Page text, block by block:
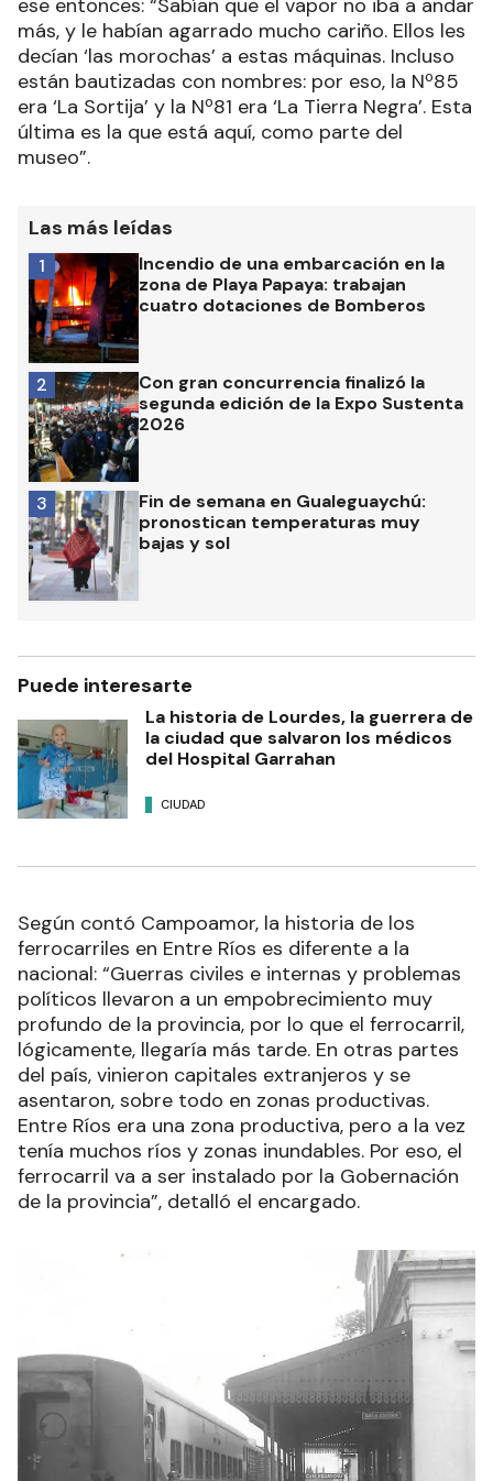
ese entonces: “Sabían que el vapor no iba a andar
más, y le habían agarrado mucho cariño. Ellos les
decían ‘las morochas’ a estas máquinas. Incluso
están bautizadas con nombres: por eso, la Nº85
era ‘La Sortija’ y la Nº81 era ‘La Tierra Negra’. Esta
última es la que está aquí, como parte del
museo”.
Las más leídas
Incendio de una embarcación en la
zona de Playa Papaya: trabajan
cuatro dotaciones de Bomberos
1
Con gran concurrencia finalizó la
segunda edición de la Expo Sustenta
2026
2
Fin de semana en Gualeguaychú:
pronostican temperaturas muy
bajas y sol
3
Puede interesarte
La historia de Lourdes, la guerrera de
la ciudad que salvaron los médicos
del Hospital Garrahan
CIUDAD
Según contó Campoamor, la historia de los
ferrocarriles en Entre Ríos es diferente a la
nacional: “Guerras civiles e internas y problemas
políticos llevaron a un empobrecimiento muy
profundo de la provincia, por lo que el ferrocarril,
lógicamente, llegaría más tarde. En otras partes
del país, vinieron capitales extranjeros y se
asentaron, sobre todo en zonas productivas.
Entre Ríos era una zona productiva, pero a la vez
tenía muchos ríos y zonas inundables. Por eso, el
ferrocarril va a ser instalado por la Gobernación
de la provincia”, detalló el encargado.